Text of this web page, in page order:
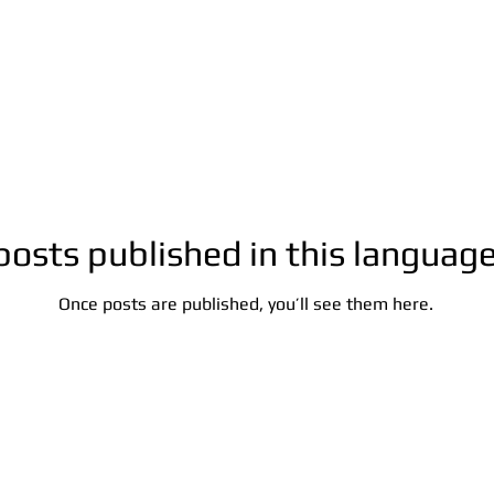
published in this
Once posts are published, you’ll see them here.